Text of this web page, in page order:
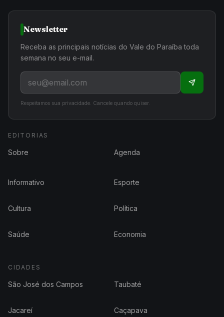
Newsletter
Receba as principais notícias do Vale do Paraíba toda
semana no seu e-mail.
Respeitamos sua privacidade. Cancele quando quiser.
EDITORIAS
Sobre Agenda
Informativo Esporte
Cultura Política
Saúde Economia
CIDADES
São José dos Campos Taubaté
Jacareí Caçapava